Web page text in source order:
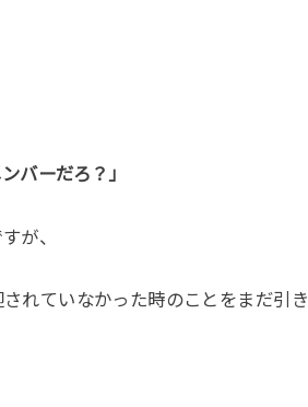
バーだろ？」
が、
れていなかった時のことをまだ引き